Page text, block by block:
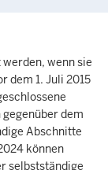
wenn sie
dem 1. Juli 2015
dem
Abschnitte
können
selbstständige